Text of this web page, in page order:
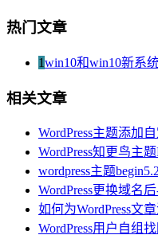
热门文章
1win10和win10新系
相关文章
WordPress主题添加
WordPress知更鸟主
wordpress主题
WordPress更换域名
如何为WordPress文
WordPress用户自组